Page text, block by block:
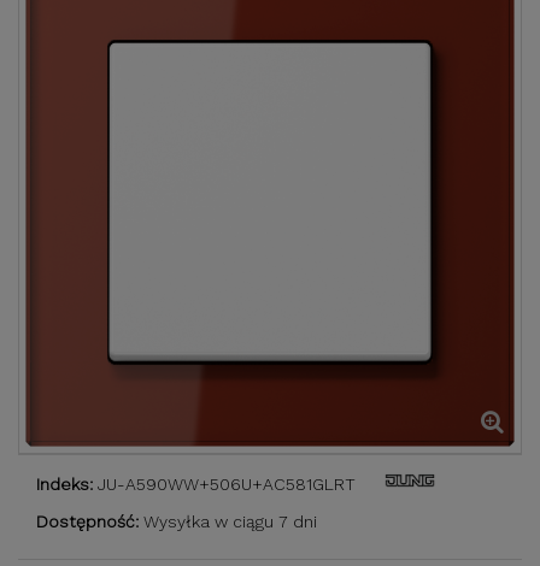
Indeks: JU-A590WW+506U+AC581GLRT
Dostępność: Wysyłka w ciągu 7 dni